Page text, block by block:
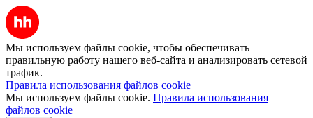
Мы используем файлы cookie, чтобы обеспечивать
правильную работу нашего веб-сайта и анализировать сетевой
трафик.
Правила использования файлов cookie
Мы используем файлы cookie. Правила использования
файлов cookie